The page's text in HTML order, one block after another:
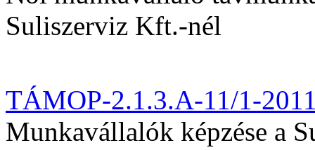
Suliszerviz Kft.-nél
TÁMOP-2.1.3.A-11/1-
Munkavállalók képzése a